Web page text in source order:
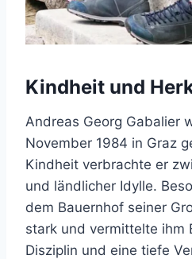
Kindheit und
Andreas Georg Gabalier
November 1984 in Graz
Kindheit verbrachte er
und ländlicher Idylle.
dem Bauernhof seiner
stark und vermittelte ihm
Disziplin und eine tiefe